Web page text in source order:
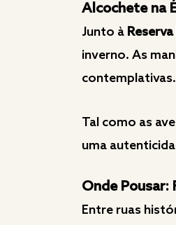
Alcochete na
Junto à
inverno. As
contemplativas.
Tal como as
uma
Onde
Entre ruas